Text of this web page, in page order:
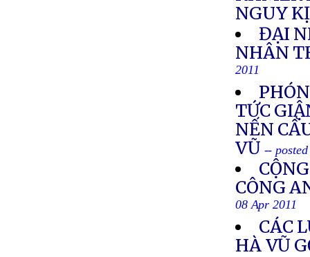
NGUY
ĐẠI
NHÂN
2011
TỨC
NẾN
VŨ --
CÔNG
08 Apr 2011
CÁC
HÀ VŨ